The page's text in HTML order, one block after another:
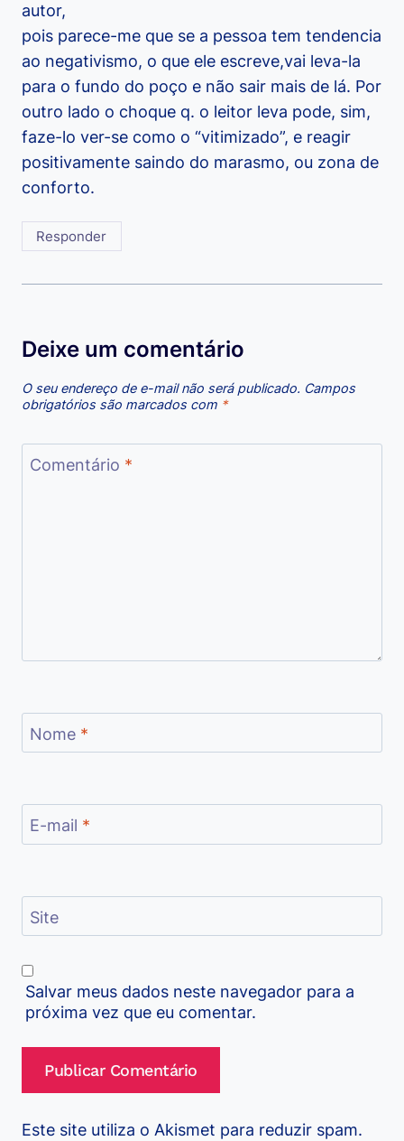
autor,
pois parece-me que se a pessoa tem tendencia
ao negativismo, o que ele escreve,vai leva-la
para o fundo do poço e não sair mais de lá. Por
outro lado o choque q. o leitor leva pode, sim,
faze-lo ver-se como o “vitimizado”, e reagir
positivamente saindo do marasmo, ou zona de
conforto.
Responder
Deixe um comentário
O seu endereço de e-mail não será publicado. Campos
obrigatórios são marcados com *
Comentário *
Nome *
E-mail *
Site
Salvar meus dados neste navegador para a
próxima vez que eu comentar.
Este site utiliza o Akismet para reduzir spam.